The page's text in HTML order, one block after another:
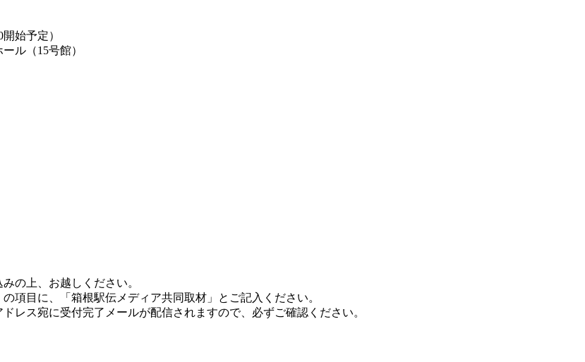
始予定）
ル（15号館）
の上、お越しください。
項目に、「箱根駅伝 メディア共同取材 」とご記入ください。
ス宛に受付完了メールが配信されますので、必ずご確認ください。